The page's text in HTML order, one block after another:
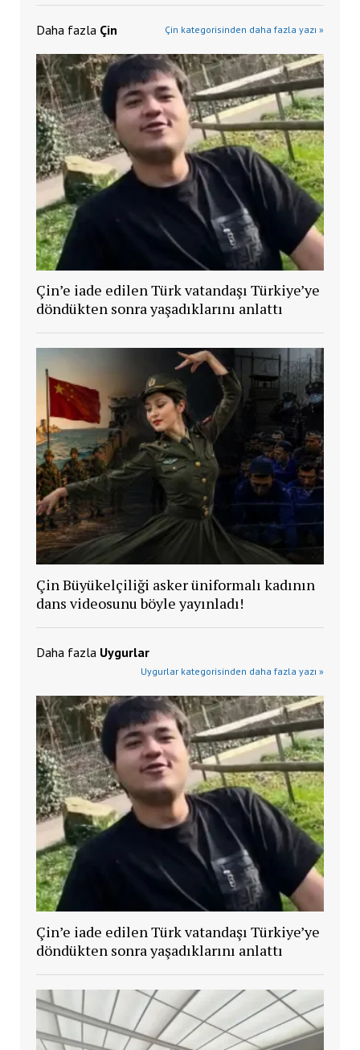
Daha fazla Çin Çin kategorisinden daha fazla yazı »
Çin’e iade edilen Türk vatandaşı Türkiye’ye
döndükten sonra yaşadıklarını anlattı
Çin Büyükelçiliği asker üniformalı kadının
dans videosunu böyle yayınladı!
Daha fazla Uygurlar
Uygurlar kategorisinden daha fazla yazı »
Çin’e iade edilen Türk vatandaşı Türkiye’ye
döndükten sonra yaşadıklarını anlattı